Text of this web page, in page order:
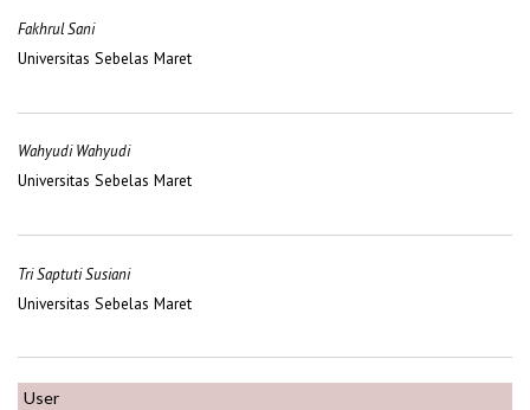
Fakhrul Sani
Universitas Sebelas Maret
Wahyudi Wahyudi
Universitas Sebelas Maret
Tri Saptuti Susiani
Universitas Sebelas Maret
User